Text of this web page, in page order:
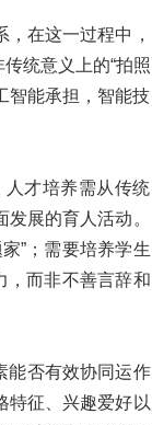
在这一过程中，
统意义上的“拍照
智能承担，智能技
才培养需从传统
展的育人活动。
”；需要培养学生
，而非不善言辞和
能否有效协同运作
特征、兴趣爱好以